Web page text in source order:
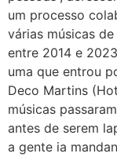
um processo
várias músicas
entre 2014 e
uma que entrou
Deco Martins
músicas
antes de serem
a gente ia